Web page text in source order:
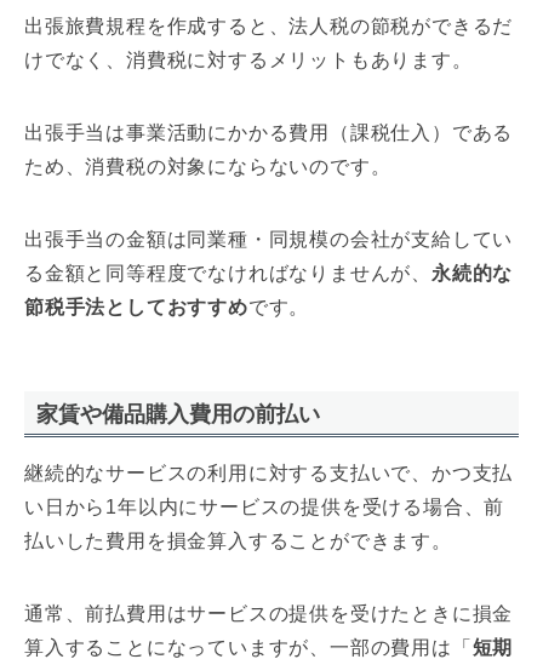
出張旅費規程を作成すると、法人税の節税ができるだ
けでなく、消費税に対するメリットもあります。
出張手当は事業活動にかかる費用（課税仕入）である
ため、消費税の対象にならないのです。
出張手当の金額は同業種・同規模の会社が支給してい
る金額と同等程度でなければなりませんが、 永続的な
節税手法としておすすめです。
家賃や備品購入費用の前払い
継続的なサービスの利用に対する支払いで、かつ支払
い日から1年以内にサービスの提供を受ける場合、前
払いした費用を損金算入することができます。
通常、前払費用はサービスの提供を受けたときに損金
算入することになっていますが、一部の費用は「 短期